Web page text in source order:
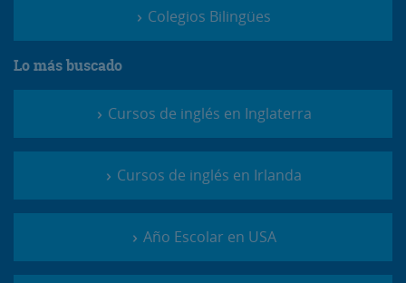
Colegios Bilingües
Lo más buscado
Cursos de inglés en Inglaterra
Cursos de inglés en Irlanda
Año Escolar en USA